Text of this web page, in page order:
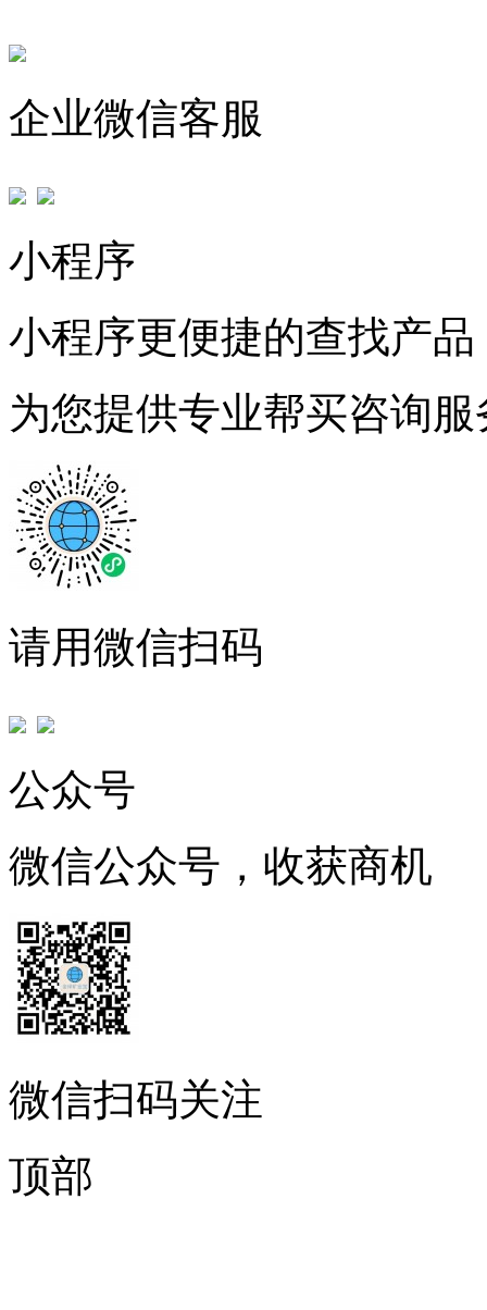
企业微信客服
小程序
小程序更便捷的查找产品
为您提供专业帮买咨询服
请用微信扫码
公众号
微信公众号，收获商机
微信扫码关注
顶部